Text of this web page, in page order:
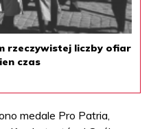
rzeczywistej liczby ofiar
czas
medale Pro Patria,